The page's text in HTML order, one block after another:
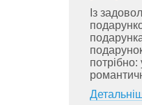
Із